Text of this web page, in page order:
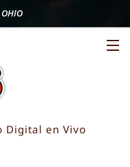
OHIO
Digital en Vivo